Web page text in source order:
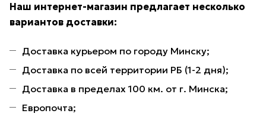
Наш интернет-магазин предлагает несколько
вариантов доставки:
Доставка курьером по городу Минску;
Доставка по всей территории РБ (1-2 дня);
Доставка в пределах 100 км. от г. Минска;
Европочта;